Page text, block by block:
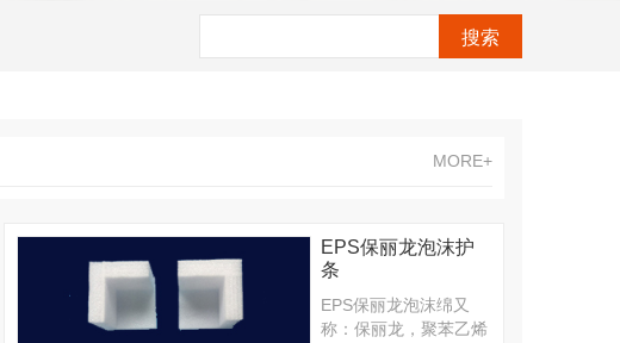
MORE+
EPS保丽龙泡沫护
条
EPS保丽龙泡沫绵又
称：保丽龙，聚苯乙烯